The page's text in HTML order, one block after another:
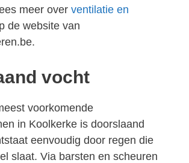
meer over ventilatie en
de website van
vocht
voorkomende
in Koolkerke is doorslaand
eenvoudig door regen die
slaat. Via barsten en scheuren